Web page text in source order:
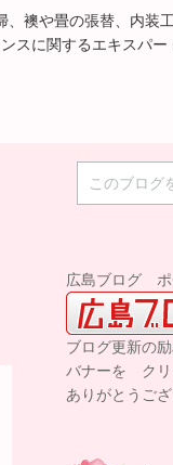
襖や畳の張替、内装
に関するエキスパー
広島ブログ ポ
ブログ更新の
バナーを クリ
ありがとうござ